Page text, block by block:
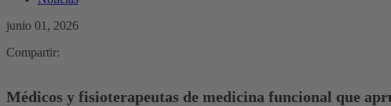
junio 01, 2026
Compartir:
Médicos y fisioterapeutas de medicina funcional que